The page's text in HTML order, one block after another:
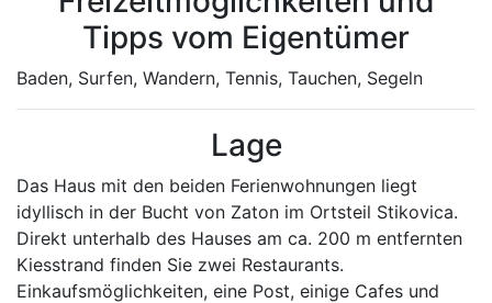
Tipps vom Eigentümer
Baden, Surfen, Wandern, Tennis, Tauchen, Segeln
Lage
Das Haus mit den beiden Ferienwohnungen liegt
idyllisch in der Bucht von Zaton im Ortsteil Stikovica.
Direkt unterhalb des Hauses am ca. 200 m entfernten
Kiesstrand finden Sie zwei Restaurants.
Einkaufsmöglichkeiten, eine Post, einige Cafes und